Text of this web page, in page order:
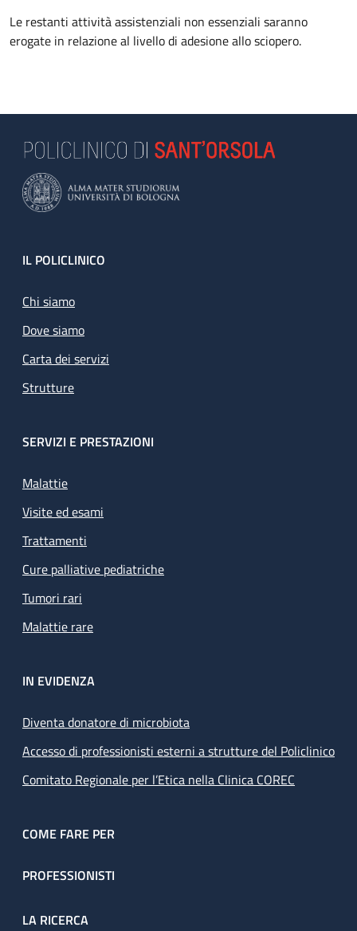
Le restanti attività assistenziali non essenziali saranno
erogate in relazione al livello di adesione allo sciopero.
Footer
IL POLICLINICO
Chi siamo
Dove siamo
Carta dei servizi
Strutture
SERVIZI E PRESTAZIONI
Malattie
Visite ed esami
Trattamenti
Cure palliative pediatriche
Tumori rari
Malattie rare
IN EVIDENZA
Diventa donatore di microbiota
Accesso di professionisti esterni a strutture del Policlinico
Comitato Regionale per l’Etica nella Clinica COREC
COME FARE PER
PROFESSIONISTI
LA RICERCA